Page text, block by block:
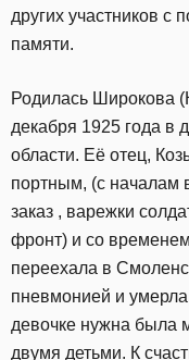
других участников с
памяти.
Родилась Широкова
декабря 1925 года
области. Её отец,
портным, (с
заказ , варежки
фронт) и со
переехала в
пневмонией и
девочке нужна была
двумя детьми. К